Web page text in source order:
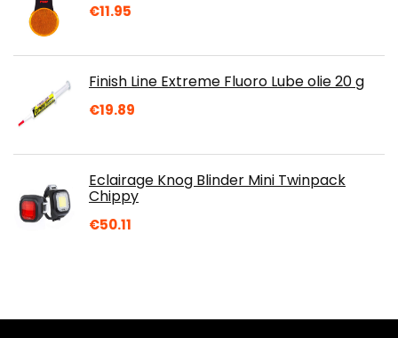
€11.95
Finish Line Extreme Fluoro Lube olie 20 g
€19.89
Eclairage Knog Blinder Mini Twinpack
Chippy
€50.11